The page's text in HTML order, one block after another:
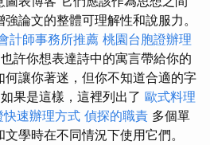
論文的整體可理解性和說服力。
計師事務所推薦 桃園台胞證辦理
也許你想表達詩中的寓言帶給你的
讓你著迷，但你不知道合適的字
如果是這樣，這裡列出了 歐式料理
快速辦理方式 偵探的職責 多個單
學時在不同情況下使用它們。